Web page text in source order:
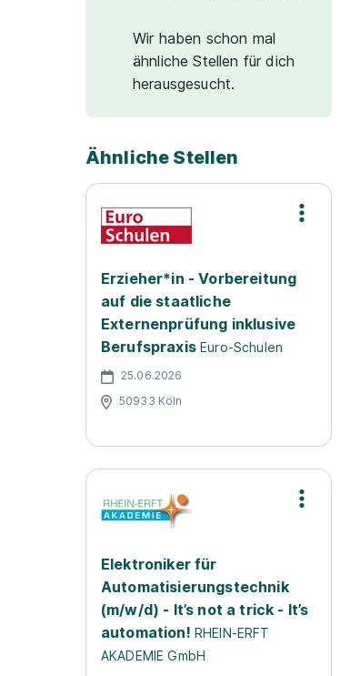
Wir haben schon mal
ähnliche Stellen für dich
herausgesucht.
Ähnliche Stellen
Erzieher*in - Vorbereitung
auf die staatliche
Externenprüfung inklusive
Berufspraxis Euro-Schulen
25.06.2026
50933 Köln
Elektroniker für
Automatisierungstechnik
(m/w/d) - It’s not a trick - It’s
automation! RHEIN-ERFT
AKADEMIE GmbH